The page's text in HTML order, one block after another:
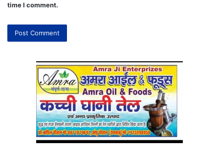
time I comment.